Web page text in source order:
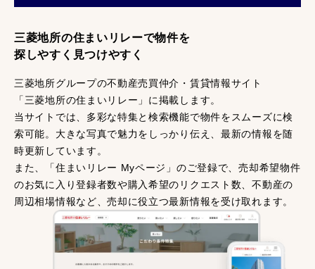
三菱地所の住まいリレーで物件を
探しやすく見つけやすく
三菱地所グループの不動産売買仲介・賃貸情報サイト
「三菱地所の住まいリレー」に掲載します。
当サイトでは、多彩な特集と検索機能で物件をスムーズに検
索可能。大きな写真で魅力をしっかり伝え、最新の情報を随
時更新しています。
また、「住まいリレー Myページ」のご登録で、売却希望物件
のお気に入り登録者数や購入希望のリクエスト数、不動産の
周辺相場情報など、売却に役立つ最新情報を受け取れます。